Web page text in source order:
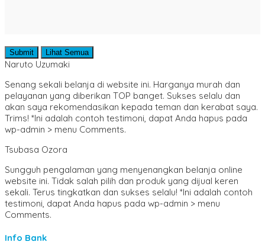
Submit Lihat Semua
Naruto Uzumaki
Senang sekali belanja di website ini. Harganya murah dan
pelayanan yang diberikan TOP banget. Sukses selalu dan
akan saya rekomendasikan kepada teman dan kerabat saya.
Trims! *Ini adalah contoh testimoni, dapat Anda hapus pada
wp-admin > menu Comments.
Tsubasa Ozora
Sungguh pengalaman yang menyenangkan belanja online
website ini. Tidak salah pilih dan produk yang dijual keren
sekali. Terus tingkatkan dan sukses selalu! *Ini adalah contoh
testimoni, dapat Anda hapus pada wp-admin > menu
Comments.
Info Bank